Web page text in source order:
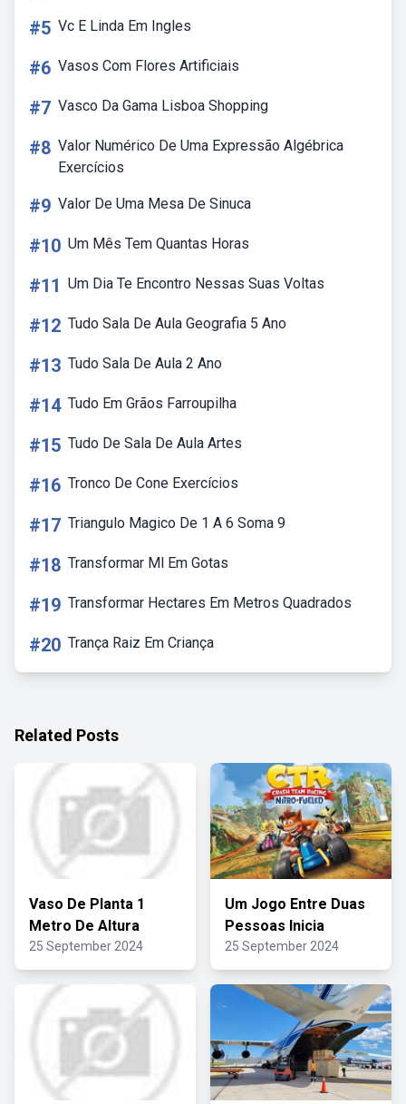
#5 Vc E Linda Em Ingles
#6 Vasos Com Flores Artificiais
#7 Vasco Da Gama Lisboa Shopping
#8 Valor Numérico De Uma Expressão Algébrica
Exercícios
#9 Valor De Uma Mesa De Sinuca
#10 Um Mês Tem Quantas Horas
#11 Um Dia Te Encontro Nessas Suas Voltas
#12 Tudo Sala De Aula Geografia 5 Ano
#13 Tudo Sala De Aula 2 Ano
#14 Tudo Em Grãos Farroupilha
#15 Tudo De Sala De Aula Artes
#16 Tronco De Cone Exercícios
#17 Triangulo Magico De 1 A 6 Soma 9
#18 Transformar Ml Em Gotas
#19 Transformar Hectares Em Metros Quadrados
#20 Trança Raiz Em Criança
Related Posts
Vaso De Planta 1
Metro De Altura
25 September 2024
Um Jogo Entre Duas
Pessoas Inicia
25 September 2024